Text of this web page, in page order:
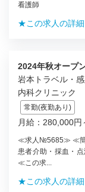
看護師
★この求人の詳
2024年秋オープ
岩本トラベル・
内科クリニック
常勤(夜勤あり)
月給：280,000円
≪求人№5685≫ ≪簡
患者介助・採血・
≪この求...
★この求人の詳